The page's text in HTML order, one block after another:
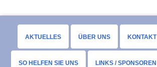
AKTUELLES ÜBER UNS KONTAKT
SO HELFEN SIE UNS LINKS / SPONSOREN